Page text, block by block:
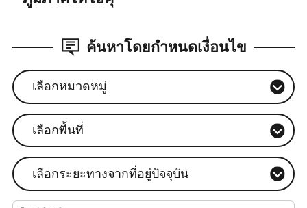
ค้นหาโดยกำหนดเงื่อนไข
เลือกหมวดหมู่
เลือกพื้นที่
เลือกระยะทางจากที่อยู่ปัจจุบัน